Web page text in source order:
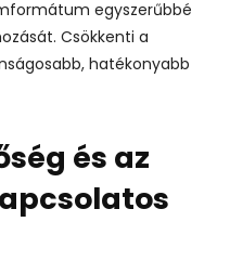
egyszerűbbé
Csökkenti a
hatékonyabb
és az